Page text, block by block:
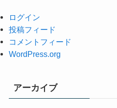
ログイン
投稿フィード
コメントフィード
WordPress.org
アーカイブ